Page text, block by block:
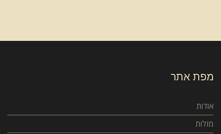
מפת אתר
אודות
מזלות